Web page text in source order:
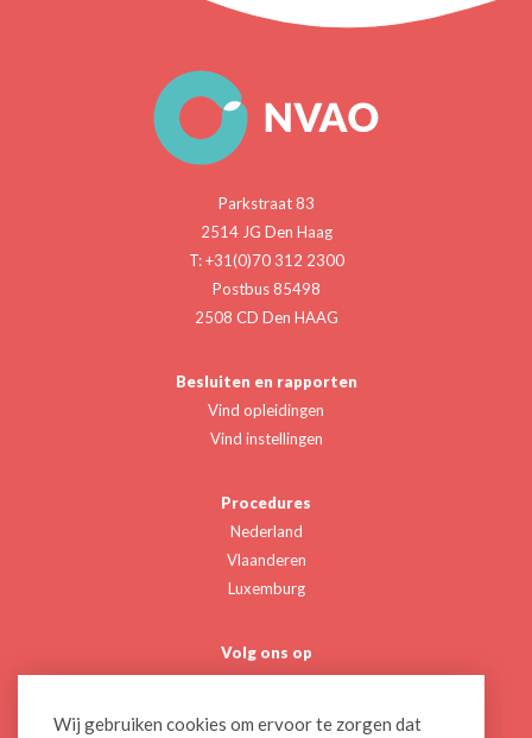
Wij gebruiken cookies om ervoor te zorgen dat
Parkstraat 83
2514 JG Den Haag
T: +31(0)70 312 2300
Postbus 85498
2508 CD Den HAAG
Besluiten en rapporten
Vind opleidingen
Vind instellingen
Procedures
Nederland
Vlaanderen
Luxemburg
Volg ons op
Twitter